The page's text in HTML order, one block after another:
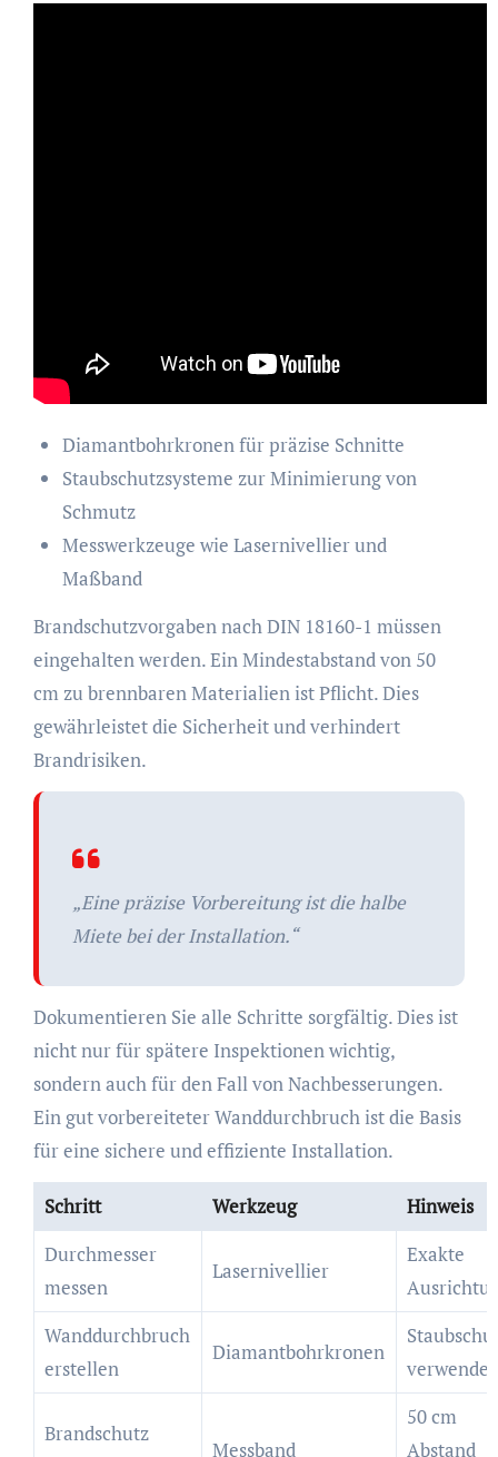
Diamantbohrkronen für präzise Schnitte
Staubschutzsysteme zur Minimierung von
Schmutz
Messwerkzeuge wie Lasernivellier und
Maßband
Brandschutzvorgaben nach DIN 18160-1 müssen
eingehalten werden. Ein Mindestabstand von 50
cm zu brennbaren Materialien ist Pflicht. Dies
gewährleistet die Sicherheit und verhindert
Brandrisiken.
„Eine präzise Vorbereitung ist die halbe
Miete bei der Installation.“
Dokumentieren Sie alle Schritte sorgfältig. Dies ist
nicht nur für spätere Inspektionen wichtig,
sondern auch für den Fall von Nachbesserungen.
Ein gut vorbereiteter Wanddurchbruch ist die Basis
für eine sichere und effiziente Installation.
Schritt Werkzeug
Hinweis
Durchmesser
messen
Lasernivellier
Exakte
Wanddurchbruch
erstellen
Diamantbohrkronen
Brandschutz
Messband
50 cm
Abstand